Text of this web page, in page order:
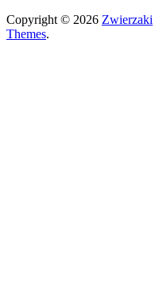
Copyright © 2026 Zwierzaki
Themes.